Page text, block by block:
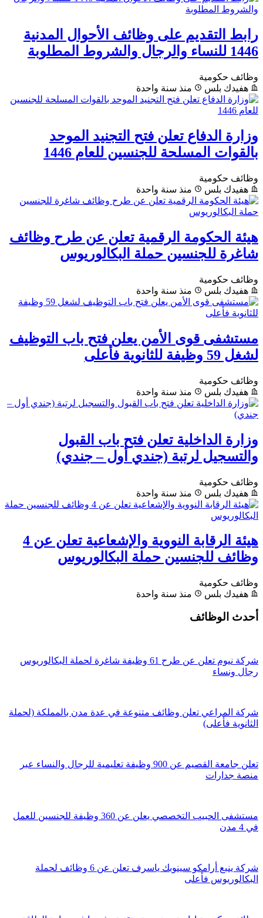
رابط التقديم على وظائف الأحوال المدنية
1446 للنساء والرجال والشروط المطلوبة
وظائف حكومية
هفيدك بلس
منذ سنة واحدة
وزارة الدفاع تعلن فتح التجنيد الموحد
بالقوات المسلحة للجنسين للعام 1446
وظائف حكومية
هفيدك بلس
منذ سنة واحدة
هيئة الحكومة الرقمية تعلن عن طرح وظائف
شاغرة للجنسين حملة البكالوريوس
وظائف حكومية
هفيدك بلس
منذ سنة واحدة
مستشفى قوى الأمن يعلن فتح باب التوظيف
لشغل 59 وظيفة للثانوية فأعلى
وظائف حكومية
هفيدك بلس
منذ سنة واحدة
وزارة الداخلية تعلن فتح باب القبول
والتسجيل لرتبة (جندي أول – جندي)
وظائف حكومية
هفيدك بلس
منذ سنة واحدة
هيئة الرقابة النووية والإشعاعية تعلن عن 4
وظائف للجنسين حملة البكالوريوس
وظائف حكومية
هفيدك بلس
منذ سنة واحدة
أحدث الوظائف
شركة نيوم تعلن عن طرح 61 وظيفة شاغرة لحملة البكالوريوس
رجال ونساء
شركة المراعي تعلن وظائف متنوعة في عدة مدن بالمملكة (لحملة
الثانوية فأعلى)
تعلن جامعة القصيم عن 900 وظيفة تعليمية للرجال والنساء عبر
منصة جدارات
مستشفى الحبيب التخصصي يعلن عن 360 وظيفة للجنسين للعمل
في 4 مدن
شركة ينبع أرامكو سينوبك ياسرف تعلن عن 6 وظائف لحملة
البكالوريوس فأعلى